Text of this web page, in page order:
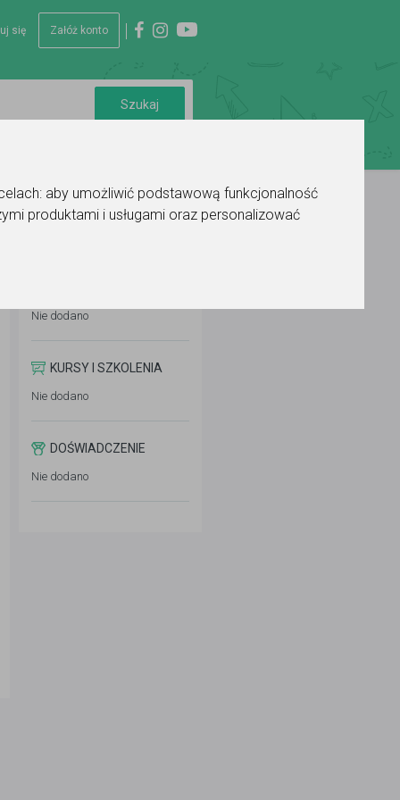
aby umożliwić podstawową funkcjonalność
produktami i usługami oraz personalizować
się Załóż konto
Nie dodano
KURSY I SZKOLENIA
Nie dodano
DOŚWIADCZENIE
Nie dodano